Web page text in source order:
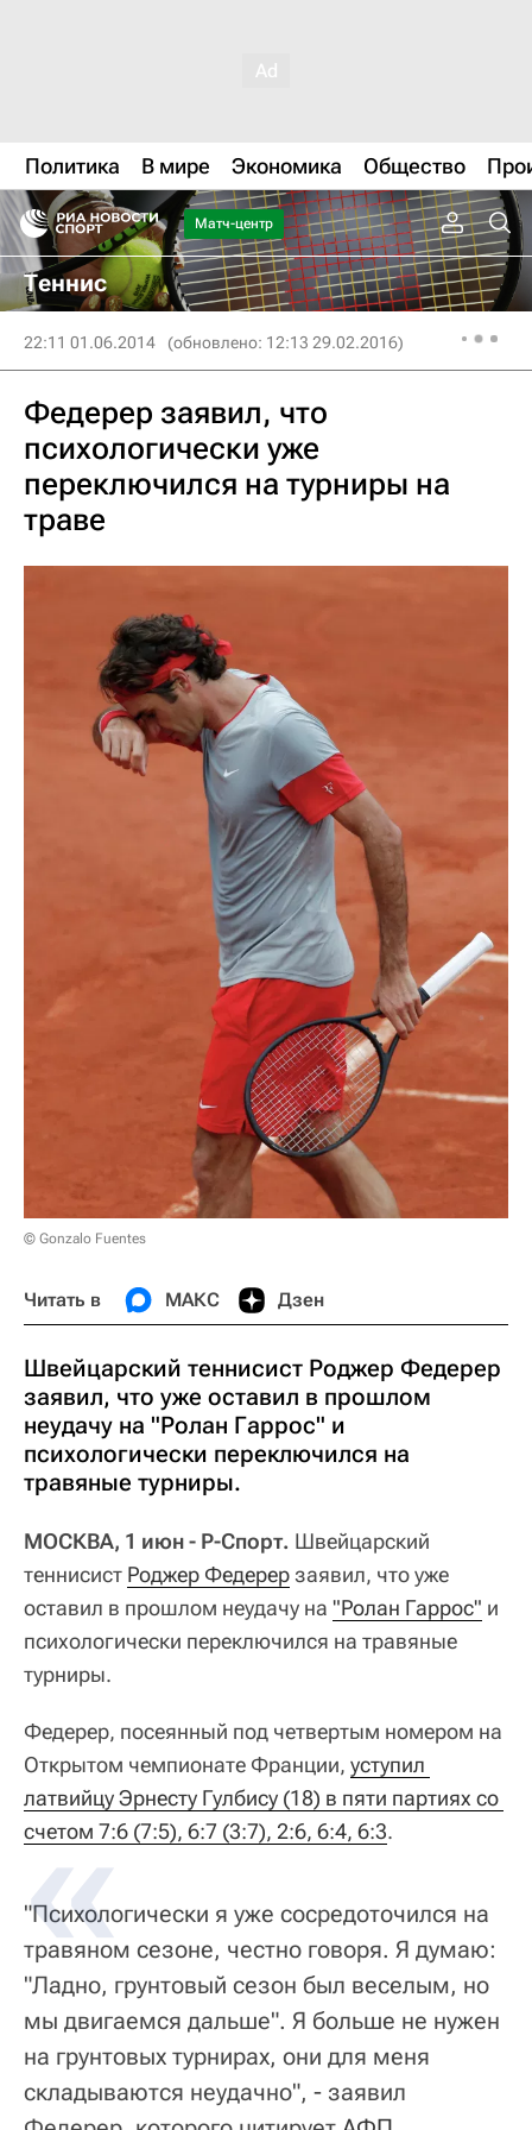
Политика В мире Экономика Общество
Матч-центр
Теннис
22:11 01.06.2014 (обновлено: 12:13 29.02.2016)
Федерер заявил, что
психологически уже
переключился на турниры на
траве
© Gonzalo Fuentes
Читать в МАКС Дзен
Швейцарский теннисист Роджер Федерер
заявил, что уже оставил в прошлом
неудачу на "Ролан Гаррос" и
психологически переключился на
травяные турниры.
МОСКВА, 1 июн - Р-Спорт. Швейцарский
теннисист Роджер Федерерзаявил, что уже
оставил в прошлом неудачу на "Ролан Гаррос" и
психологически переключился на травяные
турниры.
Федерер, посеянный под четвертым номером на
Открытом чемпионате Франции, уступил
латвийцу Эрнесту Гулбису (18) в пяти партиях со
счетом 7:6 (7:5), 6:7 (3:7), 2:6, 6:4, 6:3.
"Психологически я уже сосредоточился на
травяном сезоне, честно говоря. Я думаю:
"Ладно, грунтовый сезон был веселым, но
мы двигаемся дальше". Я больше не нужен
на грунтовых турнирах, они для меня
складываются неудачно", - заявил